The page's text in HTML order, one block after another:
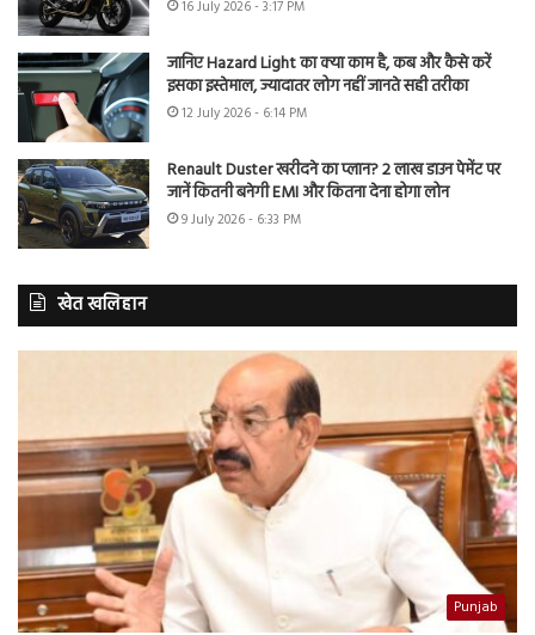
16 July 2026 - 3:17 PM
जानिए Hazard Light का क्या काम है, कब और कैसे करें
इसका इस्तेमाल, ज्यादातर लोग नहीं जानते सही तरीका
12 July 2026 - 6:14 PM
Renault Duster खरीदने का प्लान? 2 लाख डाउन पेमेंट पर
जानें कितनी बनेगी EMI और कितना देना होगा लोन
9 July 2026 - 6:33 PM
खेत खलिहान
Punjab